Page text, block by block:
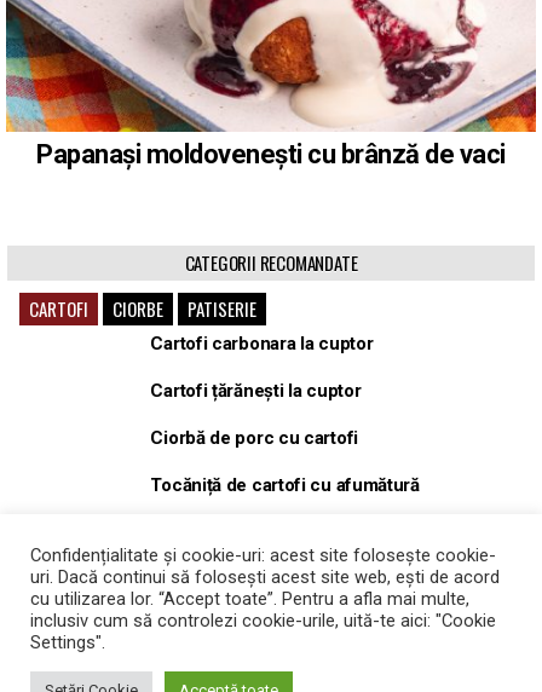
Papanași moldovenești cu brânză de vaci
CATEGORII RECOMANDATE
CARTOFI
CIORBE PATISERIE
Cartofi carbonara la cuptor
Cartofi țărănești la cuptor
Ciorbă de porc cu cartofi
Tocăniță de cartofi cu afumătură
Cartofi Wedges la cuptor
Confidențialitate și cookie-uri: acest site folosește cookie-
uri. Dacă continui să folosești acest site web, ești de acord
cu utilizarea lor. “Accept toate”. Pentru a afla mai multe,
inclusiv cum să controlezi cookie-urile, uită-te aici: "Cookie
Settings".